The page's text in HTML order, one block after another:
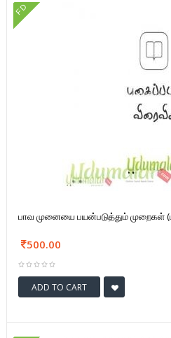
FD
பாவ முனையை பயன்படுத்தும் முறைகள்
500.00
ADD TO CART